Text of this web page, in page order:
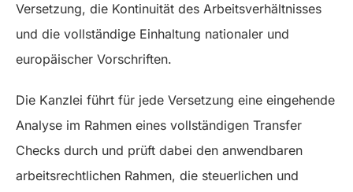
Versetzung, die Kontinuität des Arbeitsverhältnisses
und die vollständige Einhaltung nationaler und
europäischer Vorschriften.
Die Kanzlei führt für jede Versetzung eine eingehende
Analyse im Rahmen eines vollständigen Transfer
Checks durch und prüft dabei den anwendbaren
arbeitsrechtlichen Rahmen, die steuerlichen und